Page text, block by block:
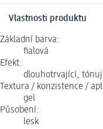
Vlastnosti produktu
Základní barva:
fialová
Efekt:
dlouhotrvající,
Textura / konzistence /
gel
Působení:
lesk